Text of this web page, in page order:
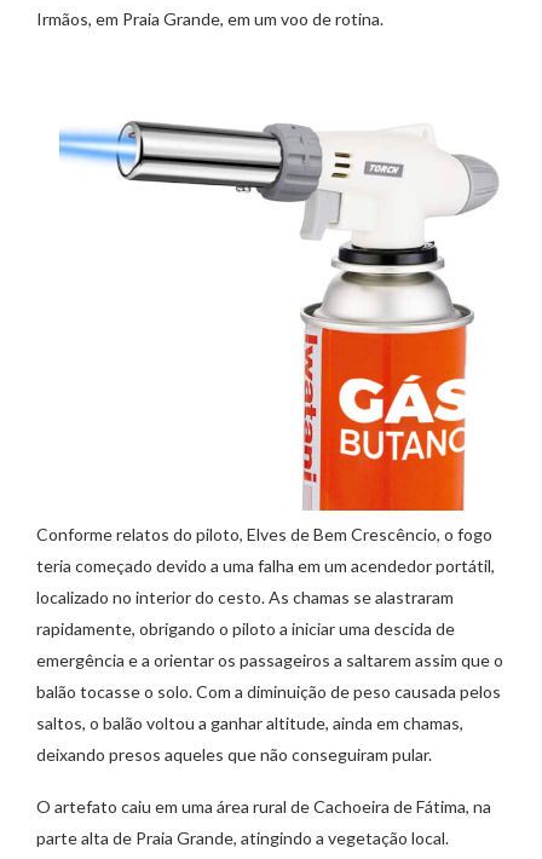
Irmãos, em Praia Grande, em um voo de rotina.
Conforme relatos do piloto, Elves de Bem Crescêncio, o fogo
teria começado devido a uma falha em um acendedor portátil,
localizado no interior do cesto. As chamas se alastraram
rapidamente, obrigando o piloto a iniciar uma descida de
emergência e a orientar os passageiros a saltarem assim que o
balão tocasse o solo. Com a diminuição de peso causada pelos
saltos, o balão voltou a ganhar altitude, ainda em chamas,
deixando presos aqueles que não conseguiram pular.
O artefato caiu em uma área rural de Cachoeira de Fátima, na
parte alta de Praia Grande, atingindo a vegetação local.